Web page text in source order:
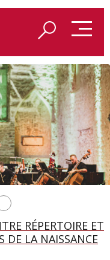
UNE
ROMEO
RÉPERTOIRE ET
DE LA NAISSANCE
DU RING
AVAIENT
»